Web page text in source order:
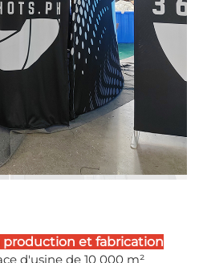
production et fabrication
d'usine de 10 000 m²